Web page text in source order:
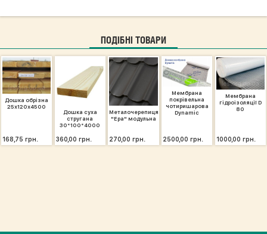
ПОДІБНІ ТОВАРИ
Дошка обрізна
25х120х4500
168,75 грн.
Дошка суха
стругана
30*100*4000
360,00 грн.
Металочерепиця
"Ера" модульна
270,00 грн.
Мембрана
покрівельна
чотиришарова
Dynamic
2500,00 грн.
Мембрана
гідроізоляції D
80
1000,00 грн.